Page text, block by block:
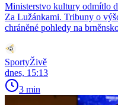
Ministerstvo kultury odmítlo
Za Lužánkami. Tribuny o
chráněné pohledy na
SportyŽivě
dnes, 15:13
3 min